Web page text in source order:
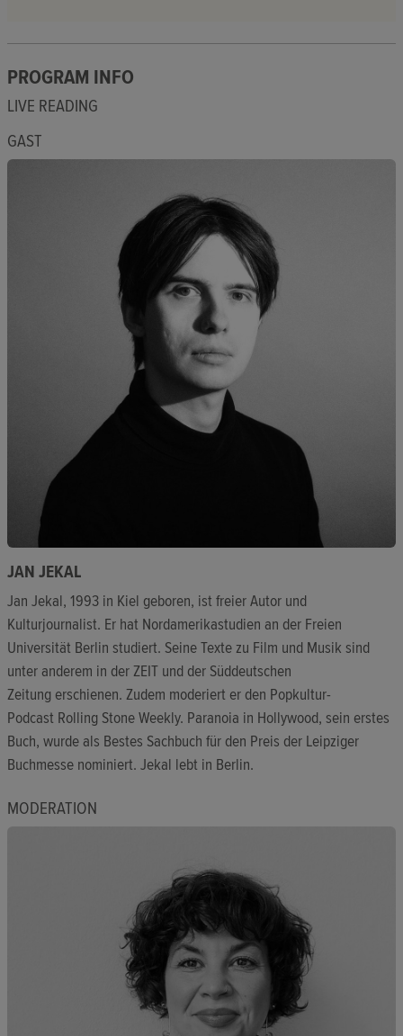
PROGRAM INFO
LIVE READING
GAST
JAN JEKAL
Jan Jekal, 1993 in Kiel geboren, ist freier Autor und
Kulturjournalist. Er hat Nordamerikastudien an der Freien
Universität Berlin studiert. Seine Texte zu Film und Musik sind
unter anderem in der ZEIT und der Süddeutschen
Zeitung erschienen. Zudem moderiert er den Popkultur-
Podcast Rolling Stone Weekly. Paranoia in Hollywood, sein erstes
Buch, wurde als Bestes Sachbuch für den Preis der Leipziger
Buchmesse nominiert. Jekal lebt in Berlin.
MODERATION